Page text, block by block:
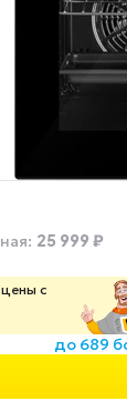
: 25 999 ₽
с
до 689